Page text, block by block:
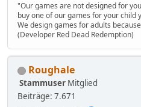
"Our games are not designed for
buy one of our games for your child
We design games for adults
(Developer Red Dead Redemption)
Roughale
Stammuser Mitglied
Beiträge: 7.671